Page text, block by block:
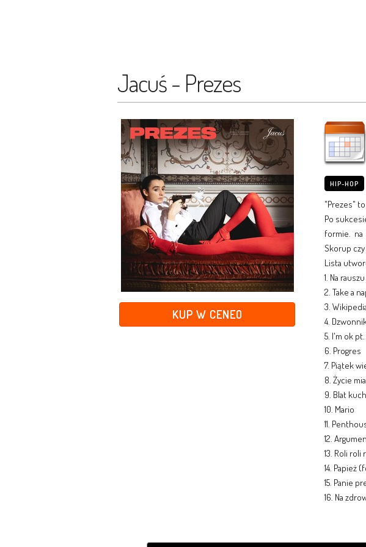
Jacuś - Prezes
KUP W CENEO
HIP-HOP
"Prezes"
Po
formie. na
Skorup czy
Lista
1. Na
2. Take a
3.
4.
5. I'm ok pt.
6. Progres
7. Piątek
8. Życie
9. Blat
10. Mario
11.
12.
13. Roli roli
14. Papież
15. Panie
16. Na